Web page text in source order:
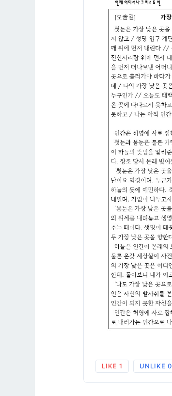
LIKE1 UNLIKE0